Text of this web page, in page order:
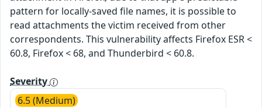
pattern for locally-saved file names, it is possible to
read attachments the victim received from other
correspondents. This vulnerability affects Firefox ESR <
60.8, Firefox < 68, and Thunderbird < 60.8.
Severity
6.5 (Medium)